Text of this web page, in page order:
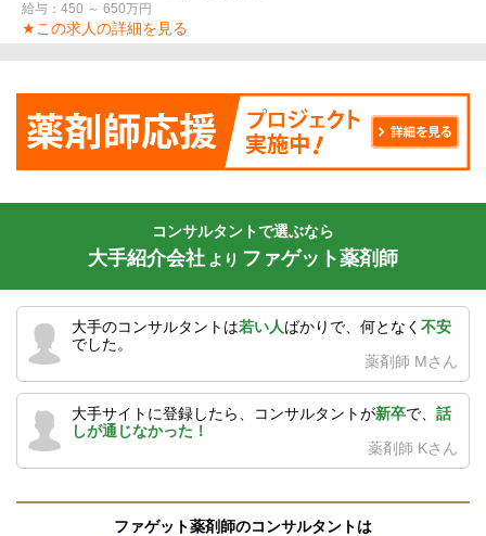
給与：450 ～ 650万円
★この求人の詳細を見る
コンサルタントで選ぶなら
大手紹介会社 より ファゲット薬剤師
大手のコンサルタントは若い人ばかりで、何となく 不安
でした。
薬剤師 Mさん
大手サイトに登録したら、コンサルタントが新卒で、 話
しが通じなかった！
薬剤師 Kさん
ファゲット薬剤師のコンサルタントは